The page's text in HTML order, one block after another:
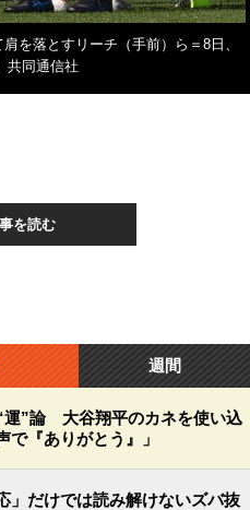
を落とすリーチ（手前）ら＝8日、
共同通信社
を読む
週間
運”論 大谷翔平のカネを使い込
で『ありがとう』」
だけでは読み解けないズバ抜